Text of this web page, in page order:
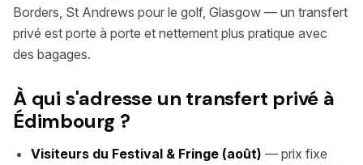
Borders, St Andrews pour le golf, Glasgow — un transfert
privé est porte à porte et nettement plus pratique avec
des bagages.
À qui s'adresse un transfert privé à
Édimbourg ?
Visiteurs du Festival & Fringe (août) — prix fixe